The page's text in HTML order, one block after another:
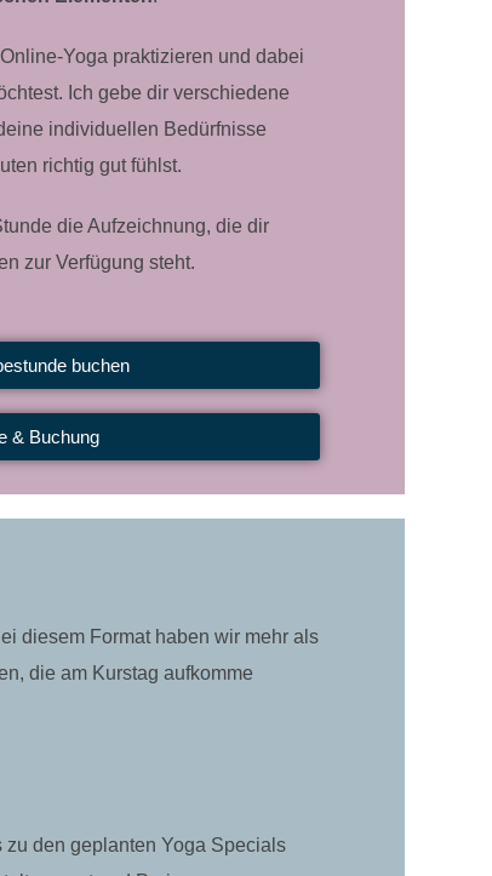
Yoga praktizieren und dabei
Ich gebe dir verschiedene
individuellen Bedürfnisse
richtig gut fühlst.
die Aufzeichnung, die dir
zur Verfügung steht.
buchen
& Buchung
diesem Format haben wir mehr als
die am Kurstag aufkomme
den geplanten Yoga Specials